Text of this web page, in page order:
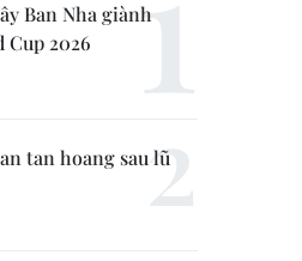
Ban Nha giành
Cup 2026
tan hoang sau lũ